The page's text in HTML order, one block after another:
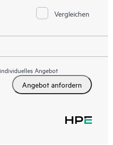
Vergleichen
Angebot
Angebot anfordern